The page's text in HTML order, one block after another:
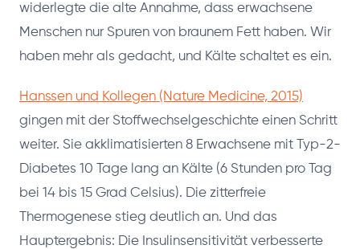
widerlegte die alte Annahme, dass erwachsene
Menschen nur Spuren von braunem Fett haben. Wir
haben mehr als gedacht, und Kälte schaltet es ein.
Hanssen und Kollegen (Nature Medicine, 2015)
gingen mit der Stoffwechselgeschichte einen Schritt
weiter. Sie akklimatisierten 8 Erwachsene mit Typ-2-
Diabetes 10 Tage lang an Kälte (6 Stunden pro Tag
bei 14 bis 15 Grad Celsius). Die zitterfreie
Thermogenese stieg deutlich an. Und das
Hauptergebnis: Die Insulinsensitivität verbesserte